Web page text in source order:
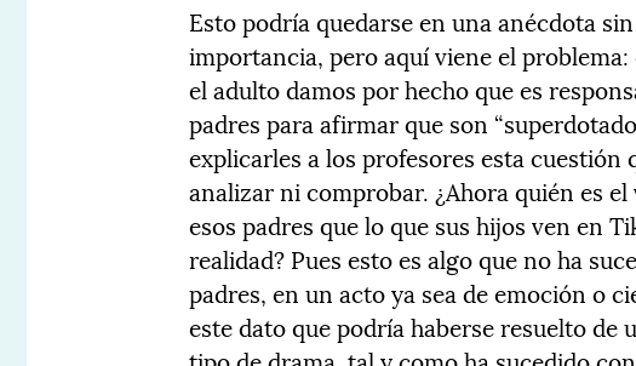
Esto podría quedarse en una anécdota
importancia, pero aquí viene el
el adulto damos por hecho que es
padres para afirmar que son
explicarles a los profesores esta
analizar ni comprobar. ¿Ahora quién es
esos padres que lo que sus hijos ven en
realidad? Pues esto es algo que no ha
padres, en un acto ya sea de emoción o
este dato que podría haberse resuelto